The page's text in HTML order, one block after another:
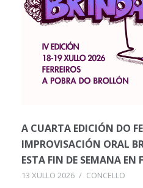
A CUARTA EDICIÓN DO
IMPROVISACIÓN ORAL
ESTA FIN DE SEMANA EN
13 XULLO 2026 / CONCELLO